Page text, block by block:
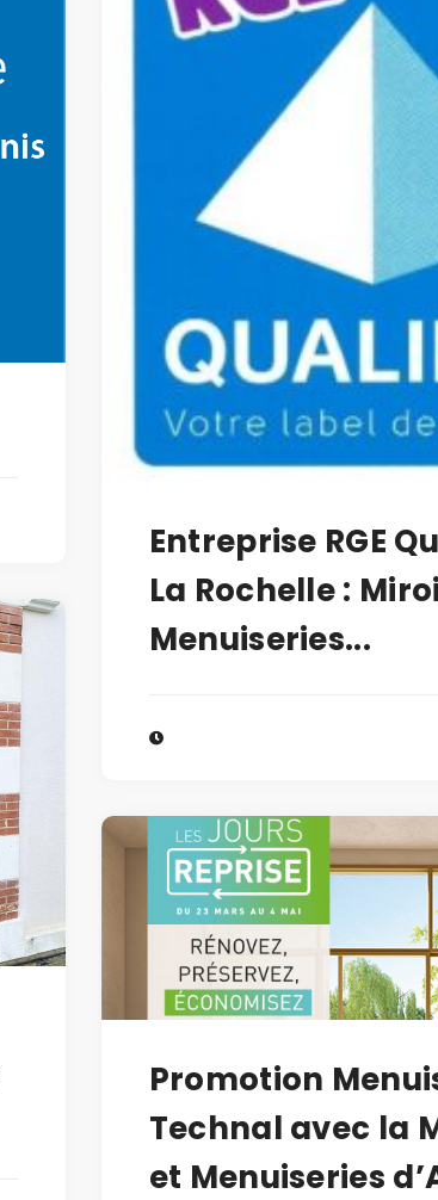
Entreprise RGE
La Rochelle :
Menuiseries...
Promotion
Technal avec la
et Menuiseries